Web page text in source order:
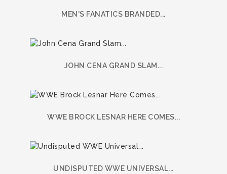
MEN'S FANATICS BRANDED...
JOHN CENA GRAND SLAM...
WWE BROCK LESNAR HERE COMES...
UNDISPUTED WWE UNIVERSAL...